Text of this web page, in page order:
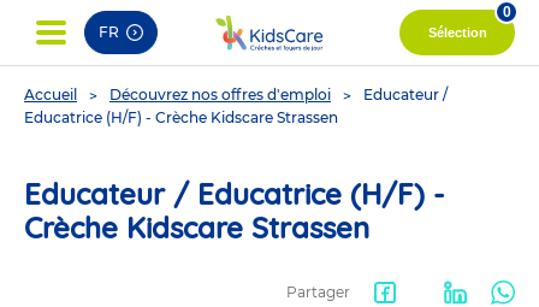
FR Sélection
0
You
are
Accueil Découvrez nos offres d'emploi
Educateur /
Educatrice (H/F) - Crèche Kidscare Strassen
Educateur / Educatrice (H/F) -
Crèche Kidscare Strassen
Partager